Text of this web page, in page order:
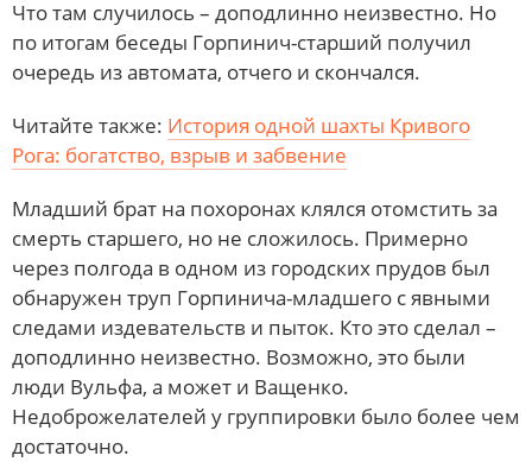
Что там случилось – доподлинно неизвестно. Но
по итогам беседы Горпинич-старший получил
очередь из автомата, отчего и скончался.
Читайте также: История одной шахты Кривого
Рога: богатство, взрыв и забвение
Младший брат на похоронах клялся отомстить за
смерть старшего, но не сложилось. Примерно
через полгода в одном из городских прудов был
обнаружен труп Горпинича-младшего с явными
следами издевательств и пыток. Кто это сделал –
доподлинно неизвестно. Возможно, это были
люди Вульфа, а может и Ващенко.
Недоброжелателей у группировки было более чем
достаточно.